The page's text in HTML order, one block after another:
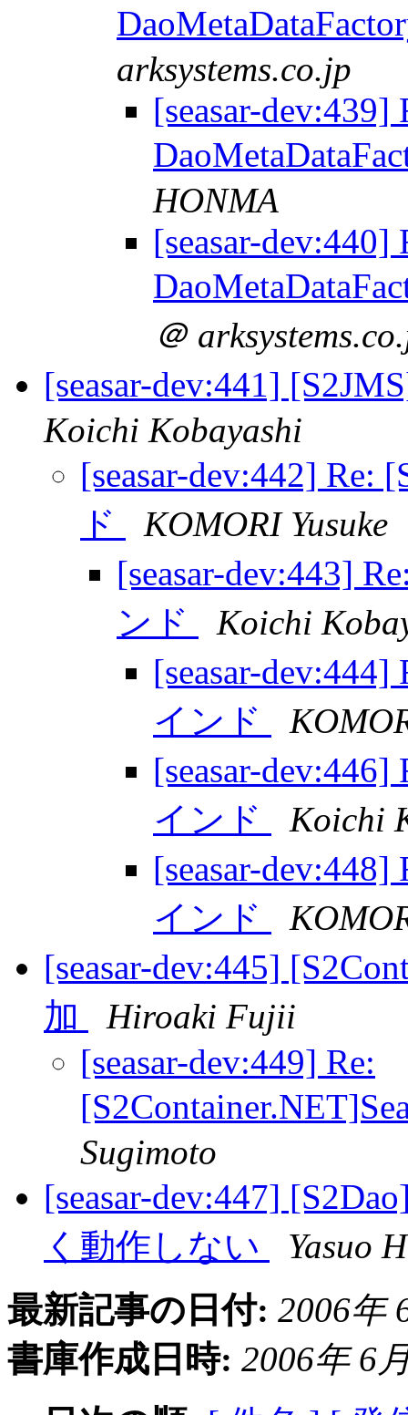
arksystems.co.jp
[seasar-dev:439]
HONMA
[seasar-dev:440]
＠
[seasar-dev:441]
Koichi Kobayashi
[seasar-dev:442] Re:
ド
KOMORI Yusuke
[seasar-dev:443]
ンド
Koichi
[seasar-
インド
[seasar-
インド
Koichi
[seasar-
インド
[seasar-dev:445]
加
Hiroaki Fujii
[seasar-dev:449] Re:
Sugimoto
[seasar-dev:447]
く動作しない
Yasuo
最新記事の日付: 2006年
書庫作成日時: 2006年 6